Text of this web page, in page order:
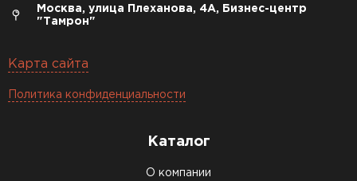
Москва, улица Плеханова, 4А, Бизнес-центр
"Тамрон"
Карта сайта
Политика конфиденциальности
Каталог
О компании